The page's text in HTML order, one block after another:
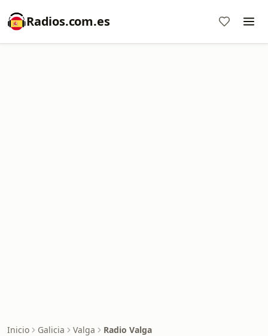
Radios.com.es
Inicio Galicia Valga Radio Valga